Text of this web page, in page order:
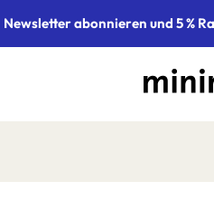
Newsletter abonnieren und 5 %